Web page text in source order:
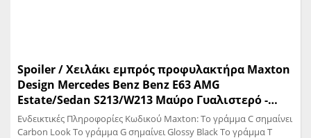
Spoiler / Χειλάκι εμπρός προφυλακτήρα Maxton
Design Mercedes Benz Benz E63 AMG
Estate/Sedan S213/W213 Μαύρο Γυαλιστερό -
(ME-E-213-63-ES-FD2G)
Ενδεικτικές Πληροφορίες Κωδικού Maxton: Το γράμμα C σημαίνει
Carbon Look Το γράμμα G σημαίνει Glossy Black Το γράμμα T